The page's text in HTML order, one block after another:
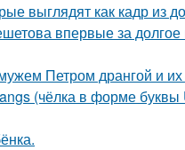
выглядят как кадр из
впервые за
Петром дрангой и их
(чёлка в форме буквы